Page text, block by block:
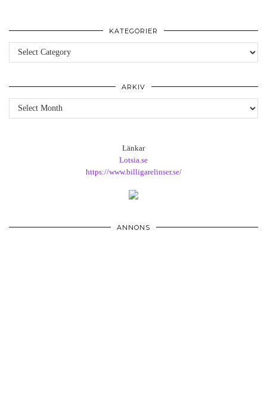
KATEGORIER
Kategorier
ARKIV
Arkiv
Länkar
Lotsia.se
https://www.billigarelinser.se/
ANNONS